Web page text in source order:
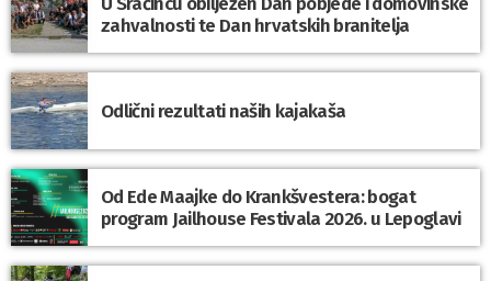
zahvalnosti te Dan hrvatskih branitelja
Odlični rezultati naših kajakaša
Od Ede Maajke do Krankšvestera: bogat
program Jailhouse Festivala 2026. u Lepoglavi